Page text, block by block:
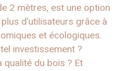
2 mètres, est une option
d’utilisateurs grâce à
et écologiques.
investissement ?
qualité du bois ? Et